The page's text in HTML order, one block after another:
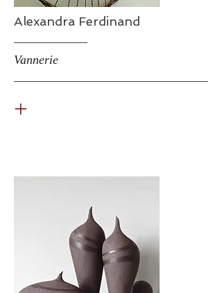
Alexandra Ferdinand
Vannerie
+